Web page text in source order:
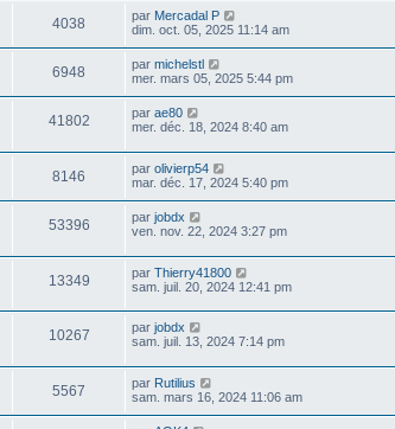
4038 par Mercadal P
dim. oct. 05, 2025 11:14 am
6948 par michelstl
mer. mars 05, 2025 5:44 pm
41802 par ae80
mer. déc. 18, 2024 8:40 am
8146 par olivierp54
mar. déc. 17, 2024 5:40 pm
53396 par jobdx
ven. nov. 22, 2024 3:27 pm
13349 par Thierry41800
sam. juil. 20, 2024 12:41 pm
10267 par jobdx
sam. juil. 13, 2024 7:14 pm
5567 par Rutilius
sam. mars 16, 2024 11:06 am